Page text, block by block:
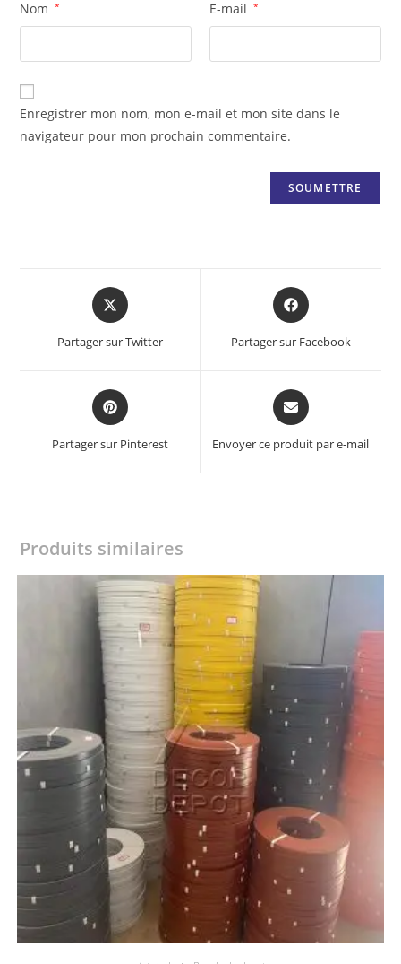
Nom * E-mail *
Enregistrer mon nom, mon e-mail et mon site dans le
navigateur pour mon prochain commentaire.
Opens
in
new
Partager sur Twitter
Opens
in
new
Partager sur Facebook
Opens
in
new
Partager sur Pinterest
Opens
in
new
Envoyer ce produit par e-mail
Produits similaires